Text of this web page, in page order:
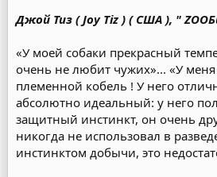
Джой Тиз ( Joy Tiz ) ( США ), "
«У моей собаки прекрасный
очень не любит чужих»... «У
племенной кобель ! У него
абсолютно идеальный: у него
защитный инстинкт, он очень
никогда не использовал в
инстинктом добычи, это